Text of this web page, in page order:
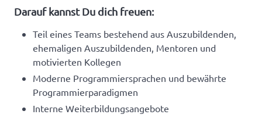
Darauf kannst Du dich freuen:
Teil eines Teams bestehend aus Auszubildenden,
ehemaligen Auszubildenden, Mentoren und
motivierten Kollegen
Moderne Programmiersprachen und bewährte
Programmierparadigmen
Interne Weiterbildungsangebote